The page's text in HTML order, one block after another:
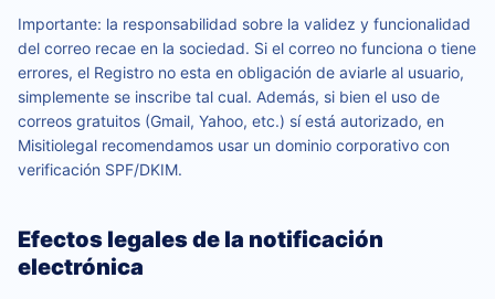
Importante: la responsabilidad sobre la validez y funcionalidad
del correo recae en la sociedad. Si el correo no funciona o tiene
errores, el Registro no esta en obligación de aviarle al usuario,
simplemente se inscribe tal cual. Además, si bien el uso de
correos gratuitos (Gmail, Yahoo, etc.) sí está autorizado, en
Misitiolegal recomendamos usar un dominio corporativo con
verificación SPF/DKIM.
Efectos legales de la notificación
electrónica